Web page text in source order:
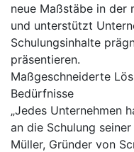
neue Maßstäbe in der
und unterstützt
Schulungsinhalte
präsentieren.
Maßgeschneiderte
Bedürfnisse
„Jedes Unternehmen
an die Schulung
Müller, Gründer von